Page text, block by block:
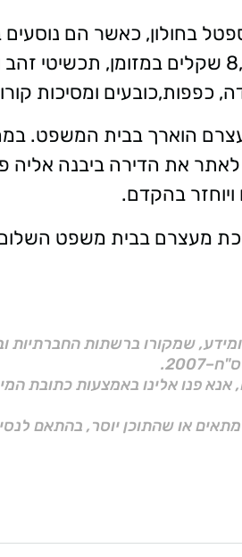
בחולון, כאשר הם
החיפוש על החשודים וברכבם נתפסו כ-8,000 שקלים
כפפות,כובעים ומסיכות
הוארך בבית המשפט.
את הדירה ביבנה אליה
ויוחזר בהקדם.
מעצרם בבית משפט
שמקורו ברשתות החברתיות
אנא פנו אלינו באמצעות כתובת
או שהתוכן יוסר, בהתאם